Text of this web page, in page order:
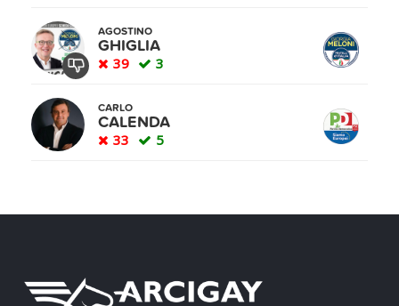
AGOSTINO
GHIGLIA
39 3
CARLO
CALENDA
33 5